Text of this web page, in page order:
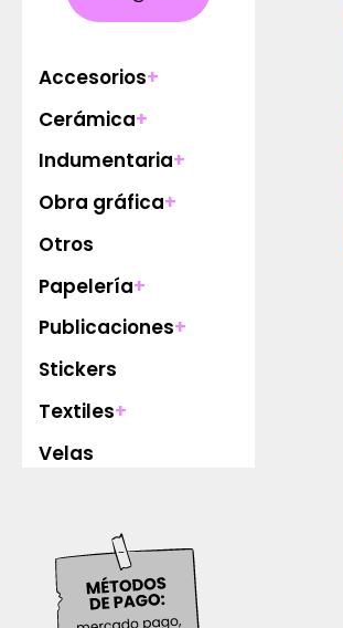
Accesorios+
Cerámica+
Indumentaria+
Obra gráfica+
Otros
Papelería+
Publicaciones+
Stickers
Textiles+
Velas